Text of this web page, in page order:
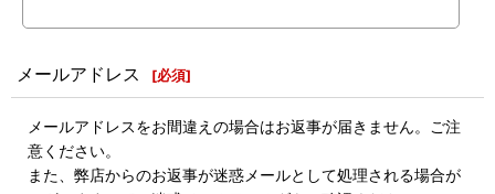
メールアドレス [必須]
メールアドレスをお間違えの場合はお返事が届きません。ご注
意ください。
また、弊店からのお返事が迷惑メールとして処理される場合が